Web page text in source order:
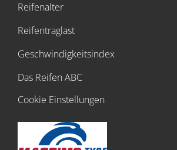
Reifenalter
Reifentraglast
Geschwindigkeitsindex
Das Reifen ABC
Cookie Einstellungen